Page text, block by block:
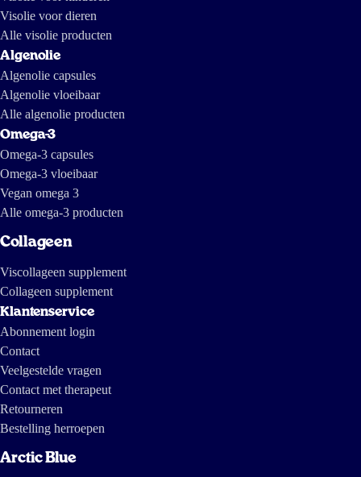
Visolie voor dieren
Alle visolie producten
Algenolie
Algenolie capsules
Algenolie vloeibaar
Alle algenolie producten
Omega-3
Omega-3 capsules
Omega-3 vloeibaar
Vegan omega 3
Alle omega-3 producten
Collageen
Viscollageen supplement
Collageen supplement
Klantenservice
Abonnement login
Contact
Veelgestelde vragen
Contact met therapeut
Retourneren
Bestelling herroepen
Arctic Blue